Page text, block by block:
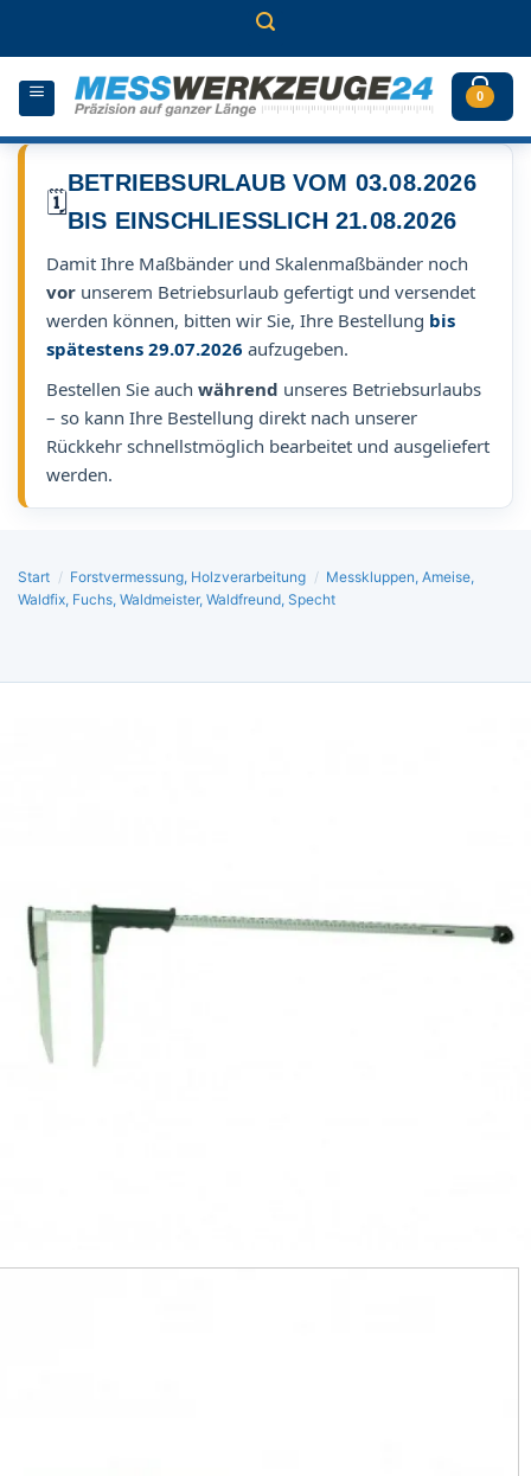
0
🗓️
BETRIEBSURLAUB VOM 03.08.2026
BIS EINSCHLIESSLICH 21.08.2026
Damit Ihre Maßbänder und Skalenmaßbänder noch
vor unserem Betriebsurlaub gefertigt und versendet
werden können, bitten wir Sie, Ihre Bestellung bis
spätestens 29.07.2026 aufzugeben.
Bestellen Sie auch während unseres Betriebsurlaubs
– so kann Ihre Bestellung direkt nach unserer
Rückkehr schnellstmöglich bearbeitet und ausgeliefert
werden.
Start / Forstvermessung, Holzverarbeitung / Messkluppen, Ameise,
Waldfix, Fuchs, Waldmeister, Waldfreund, Specht